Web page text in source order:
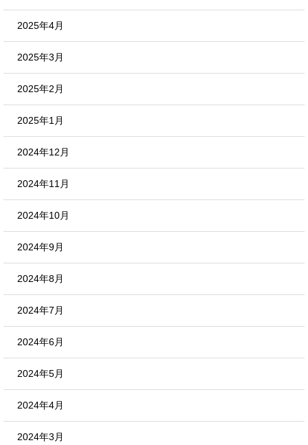
2025年4月
2025年3月
2025年2月
2025年1月
2024年12月
2024年11月
2024年10月
2024年9月
2024年8月
2024年7月
2024年6月
2024年5月
2024年4月
2024年3月